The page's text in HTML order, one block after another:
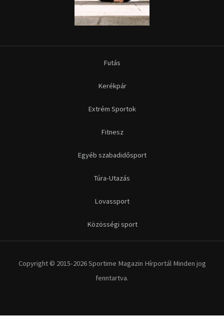
Futás
Kerékpár
Extrém Sportok
Fitnesz
Egyéb szabadidősport
Túra-Utazás
Lovassport
Közösségi sport
Copyright © 2015-2026 Sportime Magazin Hírportál Minden jog
fenntartva.